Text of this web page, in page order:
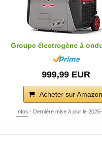
Groupe électrogène à
999,99 EUR
Acheter sur Amazon
Infos - Dernière mise à jour le